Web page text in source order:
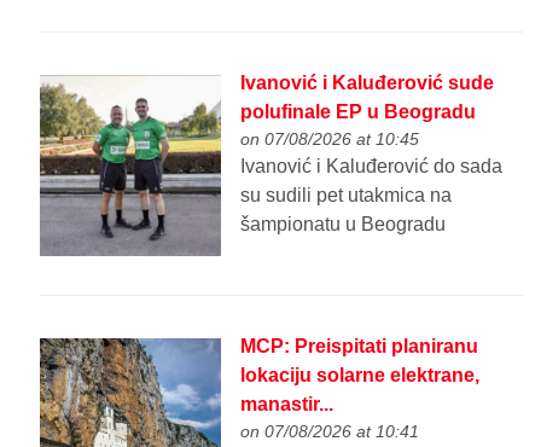
Ivanović i Kaluđerović sude
polufinale EP u Beogradu
on 07/08/2026 at 10:45
Ivanović i Kaluđerović do sada
su sudili pet utakmica na
šampionatu u Beogradu
MCP: Preispitati planiranu
lokaciju solarne elektrane,
manastir...
on 07/08/2026 at 10:41